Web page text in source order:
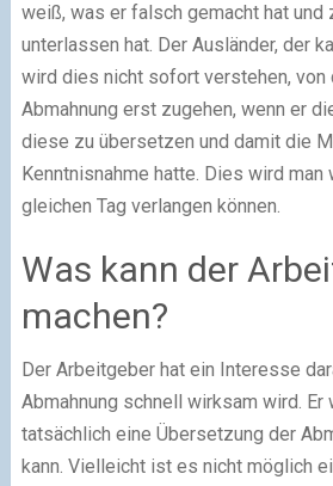
weiß, was er falsch gemacht hat und
unterlassen hat. Der Ausländer, der
wird dies nicht sofort verstehen, von
Abmahnung erst zugehen, wenn er
diese zu übersetzen und damit die
Kenntnisnahme hatte. Dies wird man
gleichen Tag verlangen können.
Was kann der
machen?
Der Arbeitgeber hat ein Interesse
Abmahnung schnell wirksam wird. Er
tatsächlich eine Übersetzung der
kann. Vielleicht ist es nicht möglich